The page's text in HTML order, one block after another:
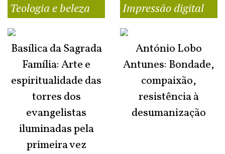
Teologia e beleza
Basílica da Sagrada
Família: Arte e
espiritualidade das
torres dos
evangelistas
iluminadas pela
primeira vez
Impressão digital
António Lobo
Antunes: Bondade,
compaixão,
resistência à
desumanização